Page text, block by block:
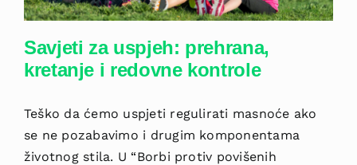
Savjeti za uspjeh: prehrana,
kretanje i redovne kontrole
Teško da ćemo uspjeti regulirati masnoće ako
se ne pozabavimo i drugim komponentama
životnog stila. U “Borbi protiv povišenih